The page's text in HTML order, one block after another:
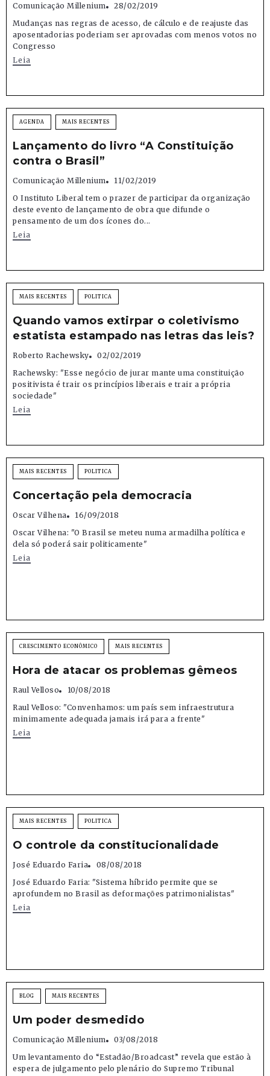
Comunicação Millenium
28/02/2019
Mudanças nas regras de acesso, de cálculo e de reajuste das
aposentadorias poderiam ser aprovadas com menos votos no
Congresso
Leia
AGENDA MAIS RECENTES
Lançamento do livro “A Constituição
contra o Brasil”
Comunicação Millenium
11/02/2019
O Instituto Liberal tem o prazer de participar da organização
deste evento de lançamento de obra que difunde o
pensamento de um dos ícones do...
Leia
MAIS RECENTES POLITICA
Quando vamos extirpar o coletivismo
estatista estampado nas letras das leis?
Roberto Rachewsky
02/02/2019
Rachewsky: "Esse negócio de jurar mante uma constituição
positivista é trair os princípios liberais e trair a própria
sociedade"
Leia
MAIS RECENTES POLITICA
Concertação pela democracia
Oscar Vilhena
16/09/2018
Oscar Vilhena: "O Brasil se meteu numa armadilha política e
dela só poderá sair politicamente"
Leia
CRESCIMENTO ECONÔMICO MAIS RECENTES
Hora de atacar os problemas gêmeos
Raul Velloso
10/08/2018
Raul Velloso: "Convenhamos: um país sem infraestrutura
minimamente adequada jamais irá para a frente"
Leia
MAIS RECENTES POLITICA
O controle da constitucionalidade
José Eduardo Faria
08/08/2018
José Eduardo Faria: "Sistema híbrido permite que se
aprofundem no Brasil as deformações patrimonialistas"
Leia
BLOG MAIS RECENTES
Um poder desmedido
Comunicação Millenium
03/08/2018
Um levantamento do “Estadão/Broadcast” revela que estão à
espera de julgamento pelo plenário do Supremo Tribunal